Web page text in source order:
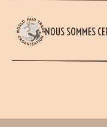
NOUS SOMMES